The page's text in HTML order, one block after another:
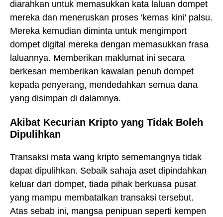
diarahkan untuk memasukkan kata laluan dompet
mereka dan meneruskan proses 'kemas kini' palsu.
Mereka kemudian diminta untuk mengimport
dompet digital mereka dengan memasukkan frasa
laluannya. Memberikan maklumat ini secara
berkesan memberikan kawalan penuh dompet
kepada penyerang, mendedahkan semua dana
yang disimpan di dalamnya.
Akibat Kecurian Kripto yang Tidak Boleh
Dipulihkan
Transaksi mata wang kripto sememangnya tidak
dapat dipulihkan. Sebaik sahaja aset dipindahkan
keluar dari dompet, tiada pihak berkuasa pusat
yang mampu membatalkan transaksi tersebut.
Atas sebab ini, mangsa penipuan seperti kempen